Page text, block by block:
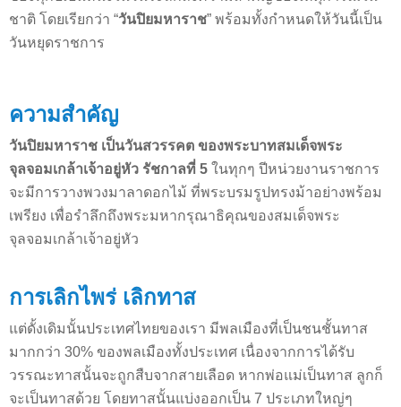
ชาติ โดยเรียกว่า “วันปิยมหาราช” พร้อมทั้งกำหนดให้วันนี้เป็น
วันหยุดราชการ
ความสำคัญ
วันปิยมหาราช เป็นวันสวรรคต ของพระบาทสมเด็จพระ
จุลจอมเกล้าเจ้าอยู่หัว รัชกาลที่ 5 ในทุกๆ ปีหน่วยงานราชการ
จะมีการวางพวงมาลาดอกไม้ ที่พระบรมรูปทรงม้าอย่างพร้อม
เพรียง เพื่อรำลึกถึงพระมหากรุณาธิคุณของสมเด็จพระ
จุลจอมเกล้าเจ้าอยู่หัว
การเลิกไพร่ เลิกทาส
แต่ดั้งเดิมนั้นประเทศไทยของเรา มีพลเมืองที่เป็นชนชั้นทาส
มากกว่า 30% ของพลเมืองทั้งประเทศ เนื่องจากการได้รับ
วรรณะทาสนั้นจะถูกสืบจากสายเลือด หากพ่อแม่เป็นทาส ลูกก็
จะเป็นทาสด้วย โดยทาสนั้นแบ่งออกเป็น 7 ประเภทใหญ่ๆ